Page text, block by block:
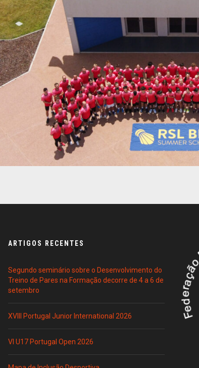
ARTIGOS RECENTES
Segundo seminário sobre o Desenvolvimento do
Treino de Pares na Formação decorre de 4 a 6 de
setembro
XVIII Portugal Junior International 2026
VI U17 Portugal Open 2026